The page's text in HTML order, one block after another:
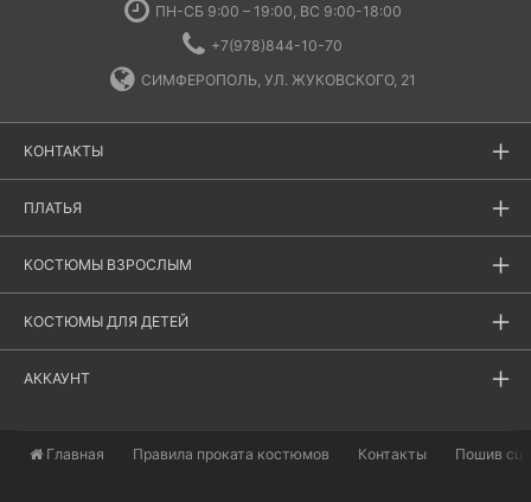
ПН-СБ 9:00 – 19:00, ВС 9:00-18:00
+7(978)844-10-70
СИМФЕРОПОЛЬ, УЛ. ЖУКОВСКОГО, 21
КОНТАКТЫ
ПЛАТЬЯ
КОСТЮМЫ ВЗРОСЛЫМ
КОСТЮМЫ ДЛЯ ДЕТЕЙ
АККАУНТ
Главная ​Правила проката костюмов Контакты Пошив